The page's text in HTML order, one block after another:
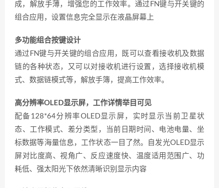
成，解放手薄，增强您的工作效率。通过FN键与开关键的
组合应用，设置信息完全显示在液晶屏幕上
多功能组合按键设计
通过FN键与开关键的组合应用，既可以查看接收机及数据
链的各种状态，又可以对接收机进行设置，选择接收机模
式、数据链模式等，解放手簿，提高工作效率。
高分辨率OLED显示屏，工作详情举目可见
配备128*64分辨率OLED显示屏，实时显示当前卫星状
态、工作模式、差分类型，当前日期时间、电池电量、坐
标数据等海量信息，工作状态一目了然。自发光OLED显示
屏对比度高、视角广、反应速度快、温度适用范围广、功
耗低、强太阳光下依然清晰识别显示内容